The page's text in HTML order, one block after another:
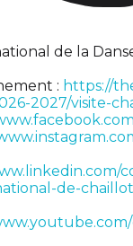
de la
: https://
2027/visite-
de-